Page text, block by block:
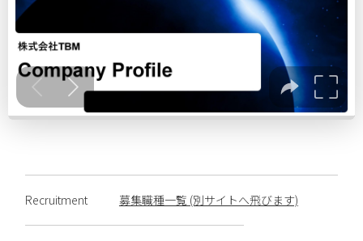
Recruitment 募集職種一覧 (別サイトへ飛びます)